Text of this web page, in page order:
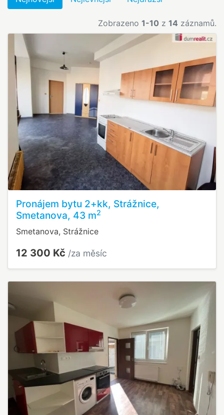
Zobrazeno 1-10 z 14 záznamů.
Pronájem bytu 2+kk, Strážnice,
Smetanova, 43 m2
Smetanova, Strážnice
12 300 Kč /za měsíc